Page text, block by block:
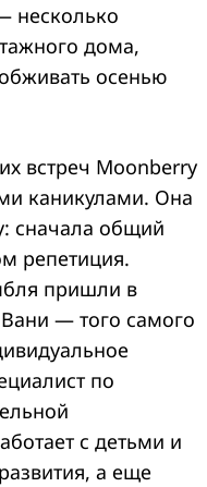
несколько
дома,
осенью
встреч Moonberry
каникулами. Она
сначала общий
репетиция.
пришли в
— того самого
по
с детьми и
а еще